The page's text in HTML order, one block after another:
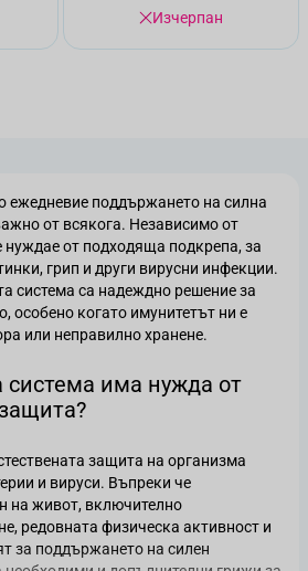
Изчерпан
ежедневие поддържането на силна
от всякога. Независимо от
нуждае от подходяща подкрепа, за
грип и други вирусни инфекции.
система са надеждно решение за
особено когато имунитетът ни е
или неправилно хранене.
има нужда от
защита на организма
и вируси. Въпреки че
на живот, включително
редовната физическа активност и
за поддържането на силен